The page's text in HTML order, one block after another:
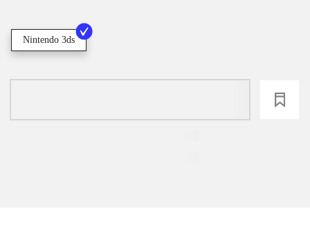
Nintendo 3ds